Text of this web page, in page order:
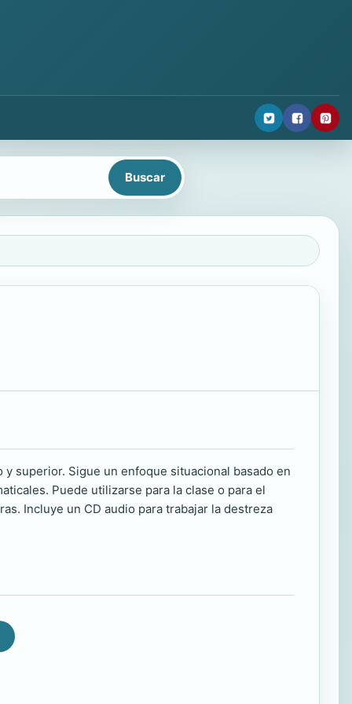
superior. Sigue un enfoque situacional basado en
Puede utilizarse para la clase o para el
Incluye un CD audio para trabajar la destreza